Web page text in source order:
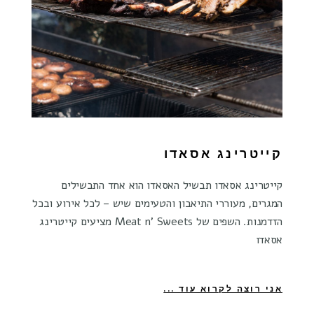
קייטרינג אסאדו
קייטרינג אסאדו תבשיל האסאדו הוא אחד התבשילים
המגרים, מעוררי התיאבון והטעימים שיש – לכל אירוע ובכל
הזדמנות. השפים של Meat n' Sweets מציעים קייטרינג
אסאדו
אני רוצה לקרוא עוד ...